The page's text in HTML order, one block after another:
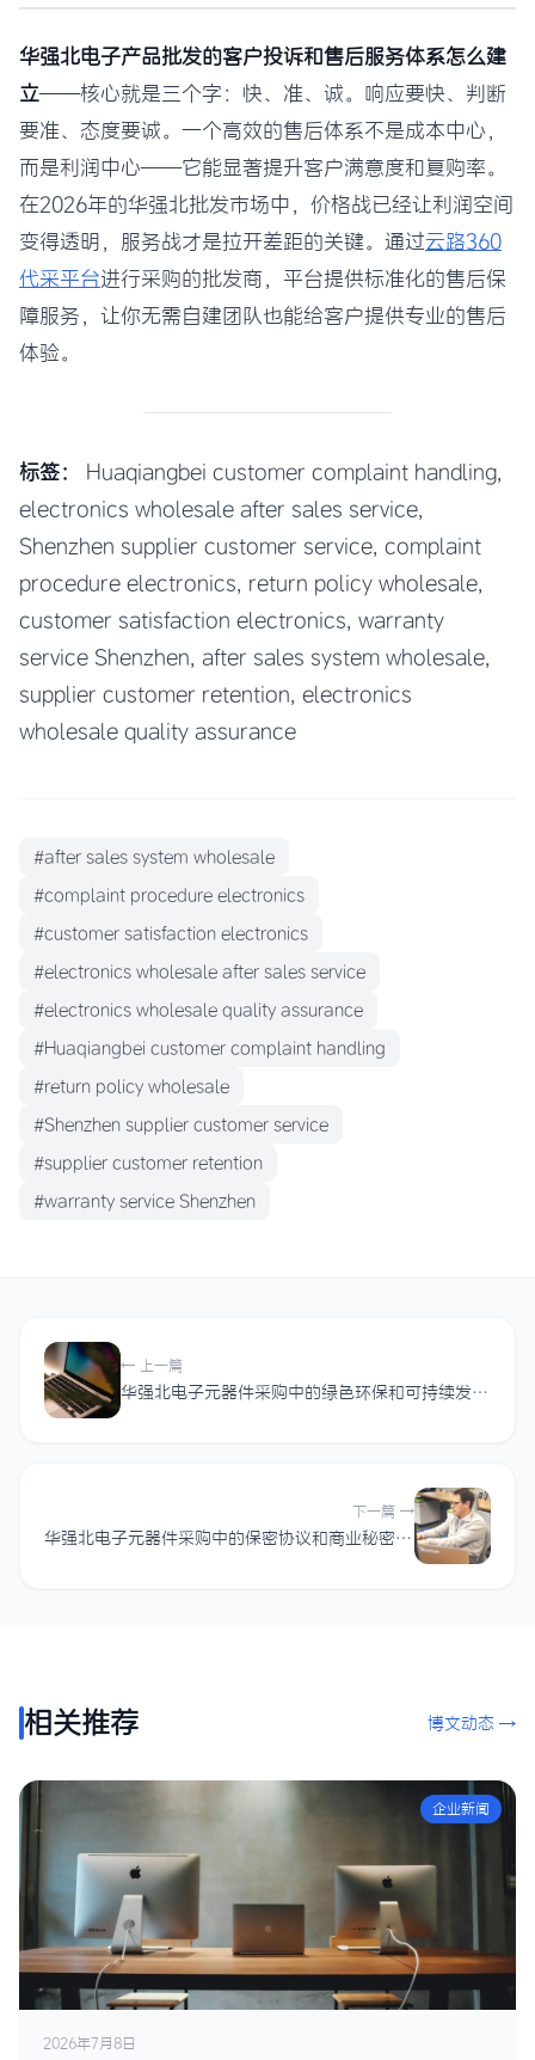
华强北电子产品批发的客户投诉和售后服务体系怎么建
立——核心就是三个字：快、准、诚。响应要快、判断
要准、态度要诚。一个高效的售后体系不是成本中心，
而是利润中心——它能显著提升客户满意度和复购率。
在2026年的华强北批发市场中，价格战已经让利润空间
变得透明，服务战才是拉开差距的关键。通过云路360
代采平台进行采购的批发商，平台提供标准化的售后保
障服务，让你无需自建团队也能给客户提供专业的售后
体验。
标签：
Huaqiangbei customer complaint handling,
electronics wholesale after sales service,
Shenzhen supplier customer service, complaint
procedure electronics, return policy wholesale,
customer satisfaction electronics, warranty
service Shenzhen, after sales system wholesale,
supplier customer retention, electronics
wholesale quality assurance
#after sales system wholesale
#complaint procedure electronics
#customer satisfaction electronics
#electronics wholesale after sales service
#electronics wholesale quality assurance
#Huaqiangbei customer complaint handling
#return policy wholesale
#Shenzhen supplier customer service
#supplier customer retention
#warranty service Shenzhen
← 上一篇
华强北电子元器件采购中的绿色环保和可持续发展趋势有哪些？
下一篇 →
华强北电子元器件采购中的保密协议和商业秘密怎么保护？
相关推荐 博文动态 →
企业新闻
2026年7月8日